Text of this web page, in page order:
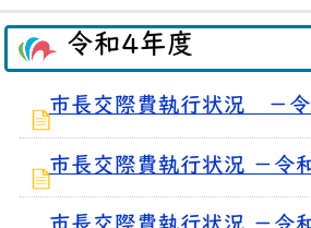
令和4年度
市長交際費執行状況 －
市長交際費執行状況 －令